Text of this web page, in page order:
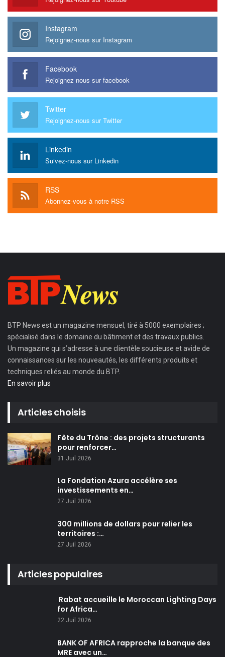
Instagram
Rejoignez-nous sur Instagram
Facebook
Rejoignez nous sur facebook
Twitter
Rejoignez-nous sur Twitter
Linkedin
Suivez-nous sur Linkedin
RSS
Abonnez-vous à notre RSS
BTP News est un magazine mensuel, tiré à 5000 exemplaires ;
spécialisé dans le domaine du bâtiment et des travaux publics.
Un magazine qui s’adresse à une clientèle soucieuse et avide de
connaissances sur les nouveautés, les différents produits et
techniques reliés au monde du BTP.
En savoir plus
Articles choisis
Fête du Trône : des projets structurants
pour renforcer…
31 Juil 2026
La Fondation Azura accélère ses
investissements en…
27 Juil 2026
300 millions de dollars pour relier les
territoires :…
27 Juil 2026
Articles populaires
Rabat accueille le Moroccan Lighting Days
for Africa…
22 Juil 2026
BANK OF AFRICA rapproche la banque des
MRE avec un…